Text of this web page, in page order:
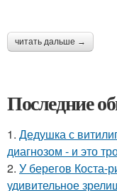
читать дальше →
Последние
1. Дедушка с
диагнозом - и это
2. У берегов Коста-
удивительное